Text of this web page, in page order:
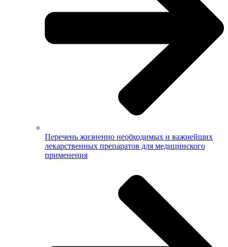
Перечень жизненно необходимых и важнейших
лекарственных препаратов для медицинского
применения